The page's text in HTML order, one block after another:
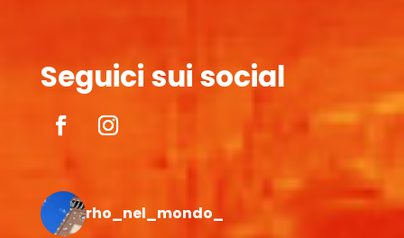
Seguici sui social
rho_nel_mondo_